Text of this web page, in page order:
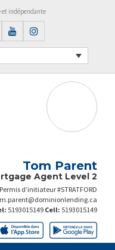
et indépendante
Tom Parent
Agent Level 2
Permis d’initiateur #STRATFORD
5193015149 Cell: 5193015149